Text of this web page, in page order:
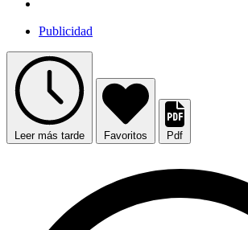
Publicidad
Leer más tarde Favoritos Pdf